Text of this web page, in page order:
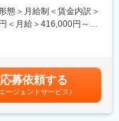
客接点・ミーティング
及びサポート、その後
商流の把握及び産地拡
態＞月給制＜賃金内訳＞
＜月給＞416,000円～
含めた表記です。
応募依頼する
エージェントサービス）